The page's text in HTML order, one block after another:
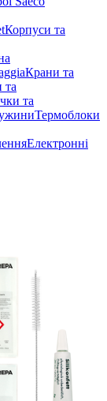
Корпуси та
Крани та
та
та
Термоблоки
Електронні